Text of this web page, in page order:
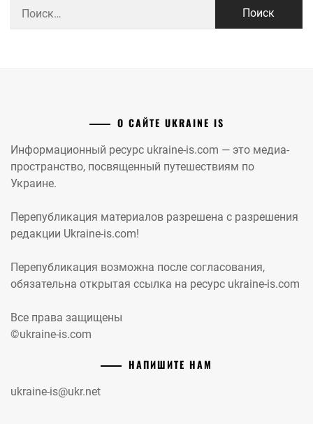
О САЙТЕ UKRAINE IS
Информационный ресурс ukraine-is.com — это медиа-
пространство, посвященный путешествиям по
Украине.
Перепубликация материалов разрешена с разрешения
редакции Ukraine-is.com!
Перепубликация возможна после согласования,
обязательна открытая ссылка на ресурс ukraine-is.com
Все права защищены
©ukraine-is.com
НАПИШИТЕ НАМ
ukraine-is@ukr.net